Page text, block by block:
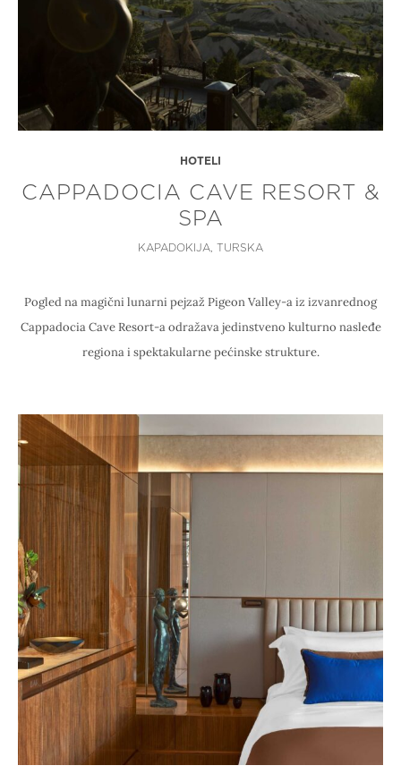
HOTELI
CAPPADOCIA CAVE RESORT &
SPA
KAPADOKIJA, TURSKA
Pogled na magični lunarni pejzaž Pigeon Valley-a iz izvanrednog
Cappadocia Cave Resort-a odražava jedinstveno kulturno nasleđe
regiona i spektakularne pećinske strukture.